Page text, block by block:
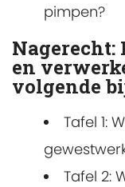
pimpen?
Nagerecht:
en
volgende
Tafel 1:
Tafel 2: